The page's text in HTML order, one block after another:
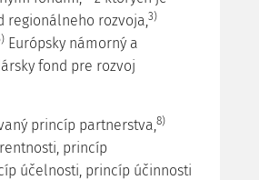
regionálneho rozvoja,3)
Európsky námorný a
fond pre rozvoj
princíp partnerstva,8)
princíp
účelnosti, princíp účinnosti